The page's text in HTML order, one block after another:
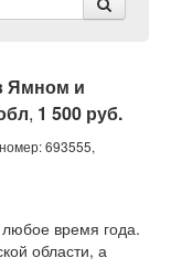
Ямном и
, 1 500 руб.
693555,
время года.
области, а